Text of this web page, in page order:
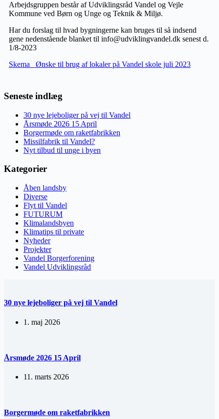
Arbejdsgruppen består af Udviklingsråd Vandel og Vejle
Kommune ved Børn og Unge og Teknik & Miljø.
Har du forslag til hvad bygningerne kan bruges til så indsend
gene nedenstående blanket til info@udviklingvandel.dk senest d.
1/8-2023
Skema _Ønske til brug af lokaler på Vandel skole juli 2023
Seneste indlæg
30 nye lejeboliger på vej til Vandel
Årsmøde 2026 15 April
Borgermøde om raketfabrikken
Missilfabrik til Vandel?
Nyt tilbud til unge i byen
Kategorier
Åben landsby
Diverse
Flyt til Vandel
FUTURUM
Klimalandsbyen
Klimatips til private
Nyheder
Projekter
Vandel Borgerforening
Vandel Udviklingsråd
30 nye lejeboliger på vej til Vandel
1. maj 2026
Årsmøde 2026 15 April
11. marts 2026
Borgermøde om raketfabrikken